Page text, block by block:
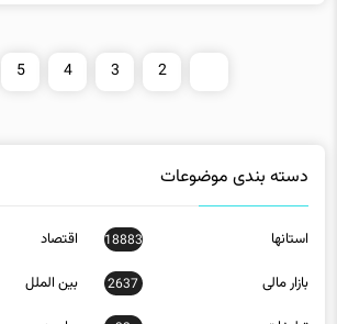
2
3
4
5
دسته بندی موضوعات
استانها 18883 اقتصاد
بازار مالی 2637 بین الملل